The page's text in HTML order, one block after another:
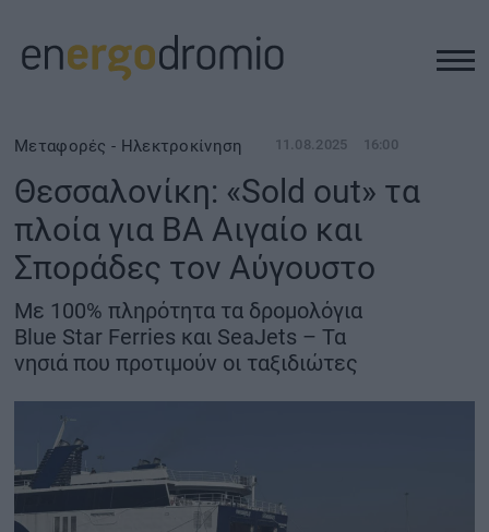
ΥΠΟΔΟΜΕΣ
REAL ESTATE
ΠΕΡΙΒΑΛΛΟΝ
ΕΝΕΡΓΕΙΑ
ΜΕΤΑΦΟΡΕΣ - ΗΛΕΚΤΡΟΚΙΝΗΣΗ
ΨΗΦΙΑΚΟΣ ΚΟΣΜΟΣ
Μεταφορές - Ηλεκτροκίνηση 11.08.2025 16:00
Θεσσαλονίκη: «Sold out» τα
πλοία για ΒΑ Αιγαίο και
Σποράδες τον Αύγουστο
Με 100% πληρότητα τα δρομολόγια
Blue Star Ferries και SeaJets – Τα
νησιά που προτιμούν οι ταξιδιώτες